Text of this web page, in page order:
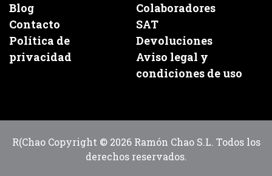
Blog
Colaboradores
Contacto
SAT
Política de
privacidad
Devoluciones
Aviso legal y
condiciones de uso
R(Chao Copyright © 2026 Ramón Chao S.L. Todos los
derechos reservados.